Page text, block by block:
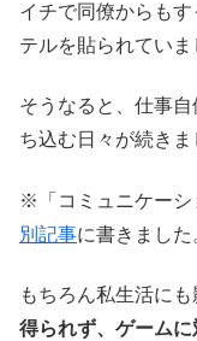
イチで同僚からも
テルを貼られていま
そうなると、仕事
ち込む日々が続きま
※「コミュニケーシ
別記事に書きました
もちろん私生活にも
得られず、ゲームに